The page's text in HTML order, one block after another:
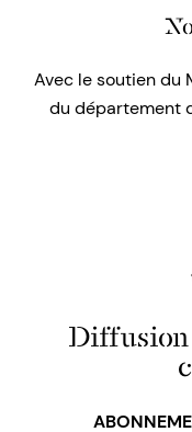
Avec le soutien du
du département